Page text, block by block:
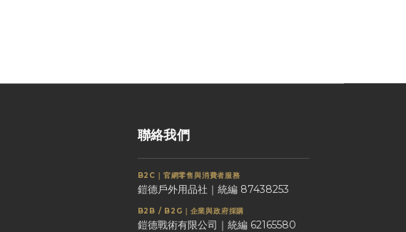
聯絡我們
B2C｜官網零售與消費者服務
鎧德戶外用品社｜統編 87438253
B2B / B2G｜企業與政府採購
鎧德戰術有限公司｜統編 62165580